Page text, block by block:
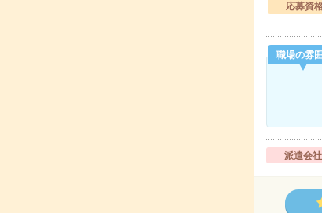
応募資
職場の雰
派遣会社